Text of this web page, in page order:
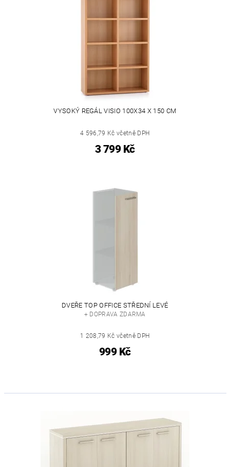
VYSOKÝ REGÁL VISIO 100X34 X 150 CM
4 596,79 Kč včetně DPH
3 799 Kč
DVEŘE TOP OFFICE STŘEDNÍ LEVÉ
+ DOPRAVA ZDARMA
1 208,79 Kč včetně DPH
999 Kč